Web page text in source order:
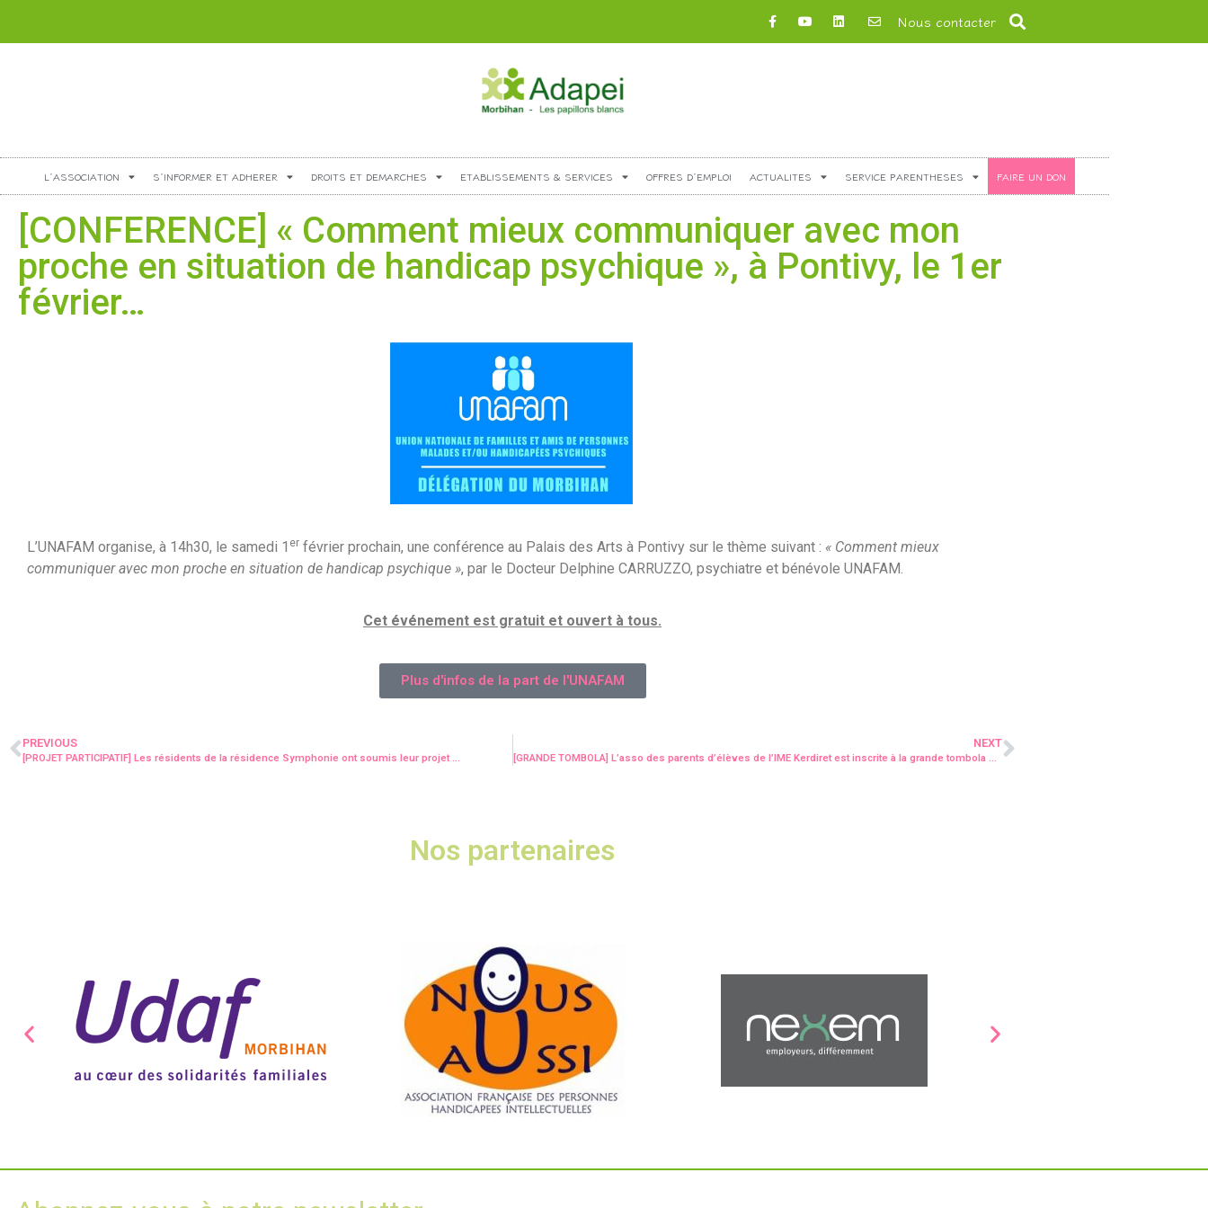
Nous contacter
L’ASSOCIATION S’INFORMER ET ADHERER DROITS ET DEMARCHES ETABLISSEMENTS & SERVICES OFFRES D’EMPLOI ACTUALITES SERVICE PARENTHESES FAIRE UN DON
[CONFERENCE] « Comment mieux communiquer avec mon
proche en situation de handicap psychique », à Pontivy, le 1er
février…
L’UNAFAM organise, à 14h30, le samedi 1 er février prochain, une conférence au Palais des Arts à Pontivy sur le thème suivant : « Comment mieux
communiquer avec mon proche en situation de handicap psychique », par le Docteur Delphine CARRUZZO, psychiatre et bénévole UNAFAM.
Cet événement est gratuit et ouvert à tous.
Plus d'infos de la part de l'UNAFAM
PREVIOUS
[PROJET PARTICIPATIF] Les résidents de la résidence Symphonie ont soumis leur projet …
NEXT
[GRANDE TOMBOLA] L’asso des parents d’élèves de l’IME Kerdiret est inscrite à la grande tombola du CMB !
Nos partenaires